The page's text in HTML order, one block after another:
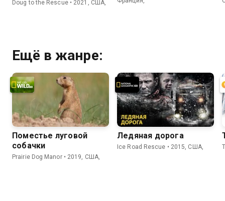
Doug to the Rescue • 2021, США,
Ещё в жанре:
Поместье луговой
собачки
Prairie Dog Manor • 2019, США,
Ледяная дорога
Ice Road Rescue • 2015, США,